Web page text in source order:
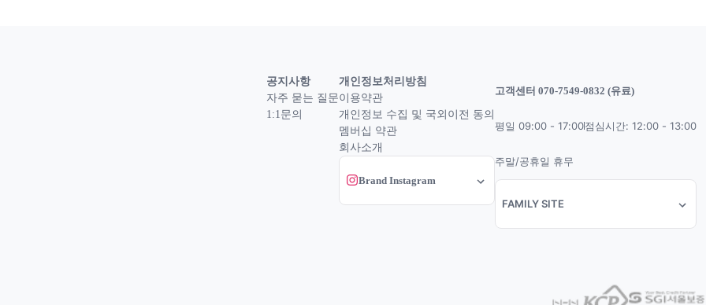
공지사항
자주 묻는 질문
1:1문의
개인정보처리방침
이용약관
개인정보 수집 및 국외이전 동의
멤버십 약관
회사소개
Brand Instagram
고객센터 070-7549-0832 (유료)
평일 09:00 - 17:00점심시간: 12:00 - 13:00
주말/공휴일 휴무
FAMILY SITE